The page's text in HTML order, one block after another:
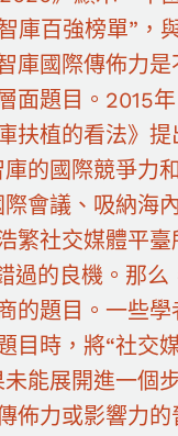
庫百強榜單”，
庫國際傳佈力是
面題目。2015年
扶植的看法》提
的國際競爭力
會議、吸納海
繁社交媒體平臺
過的良機。那么
的題目。一些學
目時，將“社交
能展開進一個
佈力或影響力的